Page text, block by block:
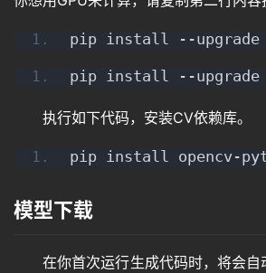
pip install --upgrade
pip install --upgrade
执行如下代码，安装CV依赖库。
pip install opencv-
模型下载
在你首次运行生成代码时，将会